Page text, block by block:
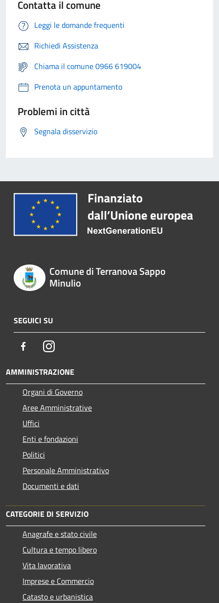
Contatta il comune
Leggi le domande frequenti
Richiedi Assistenza
Chiama il comune 0966 619004
Prenota un appuntamento
Problemi in città
Segnala disservizio
Comune di Terranova Sappo
Minulio
SEGUICI SU
FacebookInstagram
AMMINISTRAZIONE
Organi di Governo
Aree Amministrative
Uffici
Enti e fondazioni
Politici
Personale Amministrativo
Documenti e dati
CATEGORIE DI SERVIZIO
Anagrafe e stato civile
Cultura e tempo libero
Vita lavorativa
Imprese e Commercio
Catasto e urbanistica